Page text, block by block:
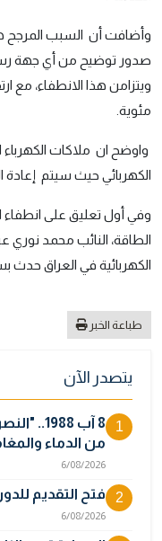
وأضافت أن السبب المرجح
صدور توضيح من أي جهة
مئوية.
واوضح ان ملاكات الكهرباء
الكهربائي حيث سيتم إعادة
وفي أول تعليق على انطفاء
الطاقة، النائب محمد نوري
الكهربائية في العراق
طباعة الخبر
يتصدر الآن
1
8 آب
من الدماء
6/08/2026
2 فتح التقديم للدورة (32) بالمعهد
6/08/2026